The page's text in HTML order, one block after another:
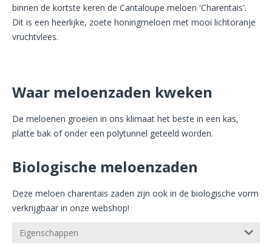
binnen de kortste keren de Cantaloupe meloen 'Charentais'.
Dit is een heerlijke, zoete honingmeloen met mooi lichtoranje
vruchtvlees.
Waar meloenzaden kweken
De meloenen groeien in ons klimaat het beste in een kas,
platte bak of onder een polytunnel geteeld worden.
Biologische meloenzaden
Deze meloen charentais zaden zijn ook in de biologische vorm
verkrijgbaar in onze webshop!
Eigenschappen